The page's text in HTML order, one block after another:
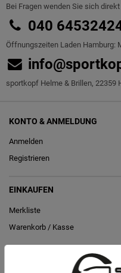
Bei Fragen wenden Sie sich
040
Öffnungszeiten Laden Hamburg:
sportkopf Helme & Brillen, 22359
KONTO & ANMELDUNG
Anmelden
Registrieren
EINKAUFEN
Merkliste
Warenkorb / Kasse